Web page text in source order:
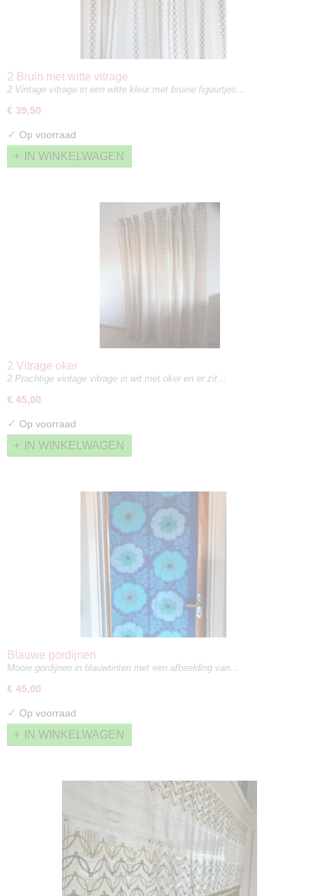
2 Bruin met witte vitrage
2 Vintage vitrage in een witte kleur met bruine figuurtjes…
€ 39,50
✓ Op voorraad
IN WINKELWAGEN
2 Vitrage oker
2 Prachtige vintage vitrage in wit met oker en er zit…
€ 45,00
✓ Op voorraad
IN WINKELWAGEN
Blauwe gordijnen
Mooie gordijnen in blauwtinten met een afbeelding van…
€ 45,00
✓ Op voorraad
IN WINKELWAGEN